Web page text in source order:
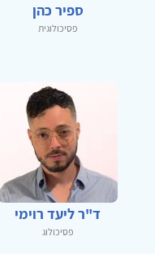
ספיר כהן
פסיכולוגית
ד"ר ליעד רוימי
פסיכולוג